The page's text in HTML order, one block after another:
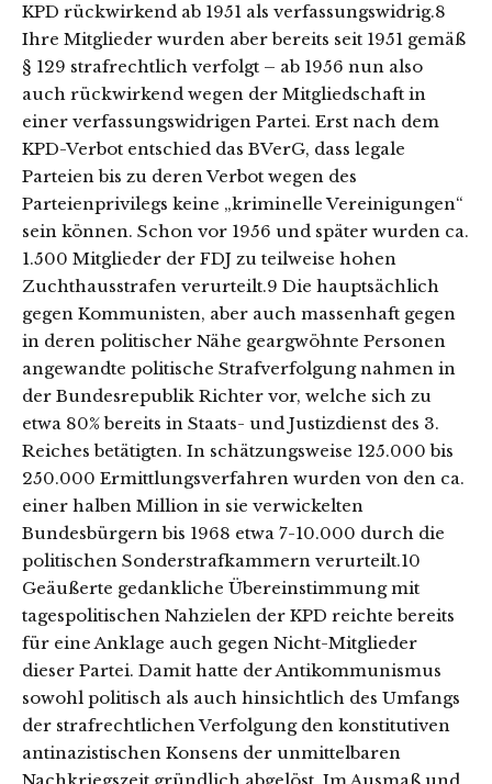
KPD rückwirkend ab 1951 als verfassungswidrig.8
Ihre Mitglieder wurden aber bereits seit 1951 gemäß
§ 129 strafrechtlich verfolgt – ab 1956 nun also
auch rückwirkend wegen der Mitgliedschaft in
einer verfassungswidrigen Partei. Erst nach dem
KPD-Verbot entschied das BVerG, dass legale
Parteien bis zu deren Verbot wegen des
Parteienprivilegs keine „kriminelle Vereinigungen“
sein können. Schon vor 1956 und später wurden ca.
1.500 Mitglieder der FDJ zu teilweise hohen
Zuchthausstrafen verurteilt.9 Die hauptsächlich
gegen Kommunisten, aber auch massenhaft gegen
in deren politischer Nähe geargwöhnte Personen
angewandte politische Strafverfolgung nahmen in
der Bundesrepublik Richter vor, welche sich zu
etwa 80% bereits in Staats- und Justizdienst des 3.
Reiches betätigten. In schätzungsweise 125.000 bis
250.000 Ermittlungsverfahren wurden von den ca.
einer halben Million in sie verwickelten
Bundesbürgern bis 1968 etwa 7-10.000 durch die
politischen Sonderstrafkammern verurteilt.10
Geäußerte gedankliche Übereinstimmung mit
tagespolitischen Nahzielen der KPD reichte bereits
für eine Anklage auch gegen Nicht-Mitglieder
dieser Partei. Damit hatte der Antikommunismus
sowohl politisch als auch hinsichtlich des Umfangs
der strafrechtlichen Verfolgung den konstitutiven
antinazistischen Konsens der unmittelbaren